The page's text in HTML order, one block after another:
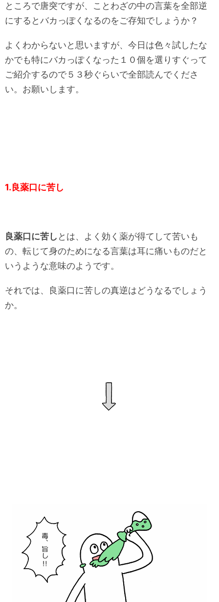
ところで唐突ですが、ことわざの中の言葉を全部逆
にするとバカっぽくなるのをご存知でしょうか？
よくわからないと思いますが、今日は色々試したな
かでも特にバカっぽくなった１０個を選りすぐって
ご紹介するので５３秒ぐらいで全部読んでくださ
い。お願いします。
1.良薬口に苦し
良薬口に苦し とは、よく効く薬が得てして苦いも
の、転じて身のためになる言葉は耳に痛いものだと
いうような意味のようです。
それでは、良薬口に苦しの真逆はどうなるでしょう
か。